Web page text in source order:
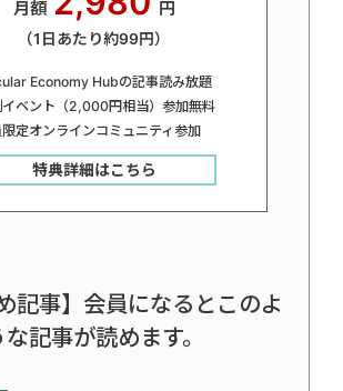
月額 円
（1日あたり約99円）
Economy Hubの記事読み放題
イベント（2,000円相当）参加無料
定オンラインコミュニティ参加
特典詳細はこちら
記事】会員になるとこのよ
な記事が読めます。